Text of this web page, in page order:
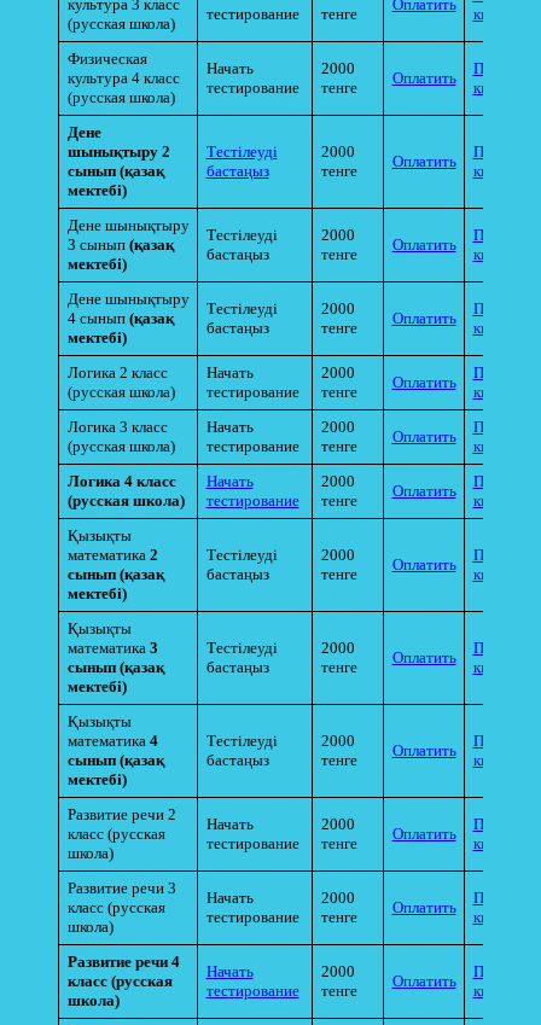
культура 3 класс
(русская школа)
тестирование
тенге
Оплатить
Физическая
культура 4 класс
(русская школа)
Начать
тестирование
2000
тенге
Оплатить
Дене
шынықтыру 2
сынып (қазақ
мектебі)
Тестілеуді
бастаңыз
2000
тенге
Оплатить
Дене шынықтыру
3 сынып (қазақ
мектебі)
Тестілеуді
бастаңыз
2000
тенге
Оплатить
Дене шынықтыру
4 сынып (қазақ
мектебі)
Тестілеуді
бастаңыз
2000
тенге
Оплатить
Логика 2 класс
(русская школа)
Начать
тестирование
2000
тенге
Оплатить
Логика 3 класс
(русская школа)
Начать
тестирование
2000
тенге
Оплатить
Логика 4 класс
(русская школа)
Начать
тестирование
2000
тенге
Оплатить
Қызықты
математика 2
сынып (қазақ
мектебі)
Тестілеуді
бастаңыз
2000
тенге
Оплатить
Қызықты
математика 3
сынып (қазақ
мектебі)
Тестілеуді
бастаңыз
2000
тенге
Оплатить
Қызықты
математика 4
сынып (қазақ
мектебі)
Тестілеуді
бастаңыз
2000
тенге
Оплатить
Развитие речи 2
класс (русская
школа)
Начать
тестирование
2000
тенге
Оплатить
Развитие речи 3
класс (русская
школа)
Начать
тестирование
2000
тенге
Оплатить
Развитие речи 4
класс (русская
школа)
Начать
тестирование
2000
тенге
Оплатить